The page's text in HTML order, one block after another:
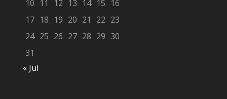
10 11 12 13 14 15 16
17 18 19 20 21 22 23
24 25 26 27 28 29 30
31
« Jul